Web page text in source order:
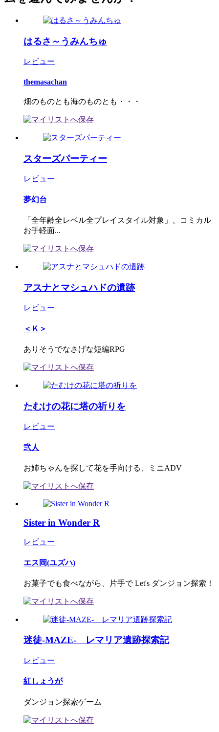
はるさ～うみんちゅ
レビュー
themasachan
畑のものとも海のものとも・・・
スターズパーティー
レビュー
夢幻台
「全年齢全レベル全プレイスタイル対象」、コミカル
お手軽面...
アスナとマシュハドの遺跡
レビュー
＜Ｋ＞
ありそうでなさげな短編RPG
たむけの花に塔の祈りを
レビュー
弐人
お姉ちゃんを探して花を手向ける、ミニADV
Sister in Wonder R
レビュー
エス岡(ユズハ)
お菓子でも食べながら、片手で Let's ダンジョン探索！
迷徒-MAZE- レマリア遺跡探索記
レビュー
紅しょうが
ダンジョン探索ゲーム